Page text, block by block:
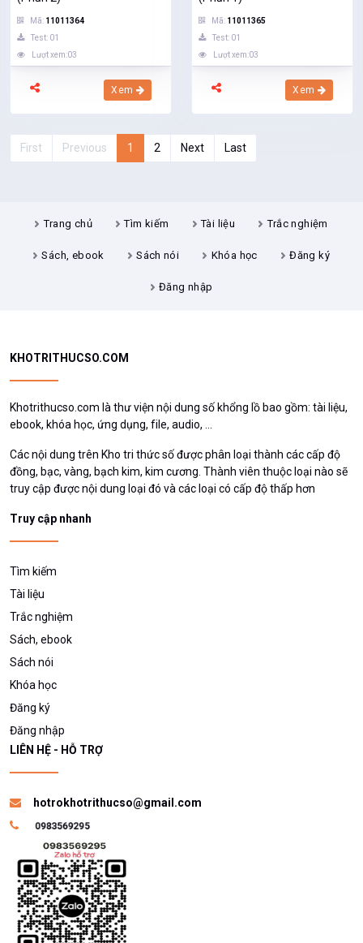
Mã: 11011364
Test: 01
Lượt xem:03
Xem
Mã: 11011365
Test: 01
Lượt xem:03
Xem
First Previous 1 2 Next Last
Trang chủ Tìm kiếm Tài liệu Trắc nghiệm
Sách, ebook Sách nói Khóa học Đăng ký
Đăng nhập
KHOTRITHUCSO.COM
Khotrithucso.com là thư viện nội dung số khổng lồ bao gồm: tài liệu,
ebook, khóa học, ứng dụng, file, audio, ...
Các nội dung trên Kho tri thức số được phân loại thành các cấp độ
đồng, bạc, vàng, bạch kim, kim cương. Thành viên thuộc loại nào sẽ
truy cập được nội dung loại đó và các loại có cấp độ thấp hơn
Truy cập nhanh
Tìm kiếm
Tài liệu
Trắc nghiệm
Sách, ebook
Sách nói
Khóa học
Đăng ký
Đăng nhập
LIÊN HỆ - HỖ TRỢ
hotrokhotrithucso@gmail.com